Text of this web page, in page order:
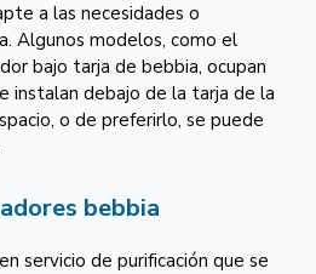
a las necesidades o
Algunos modelos, como el
bajo tarja de bebbia, ocupan
instalan debajo de la tarja de la
o de preferirlo, se puede
bebbia
servicio de purificación que se